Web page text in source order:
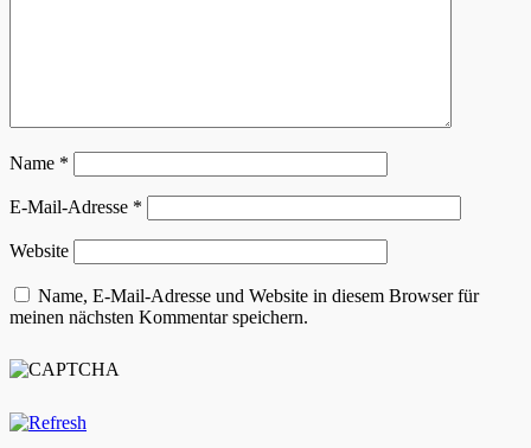
Name *
E-Mail-Adresse *
Website
Name, E-Mail-Adresse und Website in diesem Browser für
meinen nächsten Kommentar speichern.